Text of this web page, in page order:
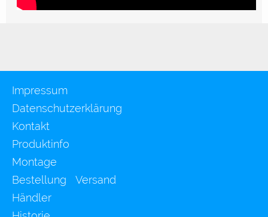
Impressum
Datenschutzerklärung
Kontakt
Produktinfo
Montage
Bestellung Versand
Händler